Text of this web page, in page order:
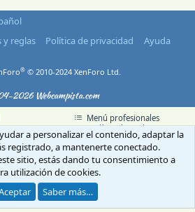
y reglas Política de privacidad
Ayuda
® © 2010-2024 XenForo Ltd.
2026 Webcampista.com
Menú profesionales
Política de cookies
a personalizar el contenido, adaptar la
registrado, a mantenerte conectado.
sitio, estás dando tu consentimiento a
utilización de cookies.
Saber más…